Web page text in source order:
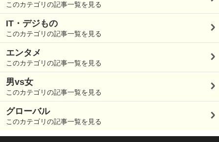
このカテゴリの記事一覧を見る
IT・デジもの
このカテゴリの記事一覧を見る
エンタメ
このカテゴリの記事一覧を見る
男vs女
このカテゴリの記事一覧を見る
グローバル
このカテゴリの記事一覧を見る